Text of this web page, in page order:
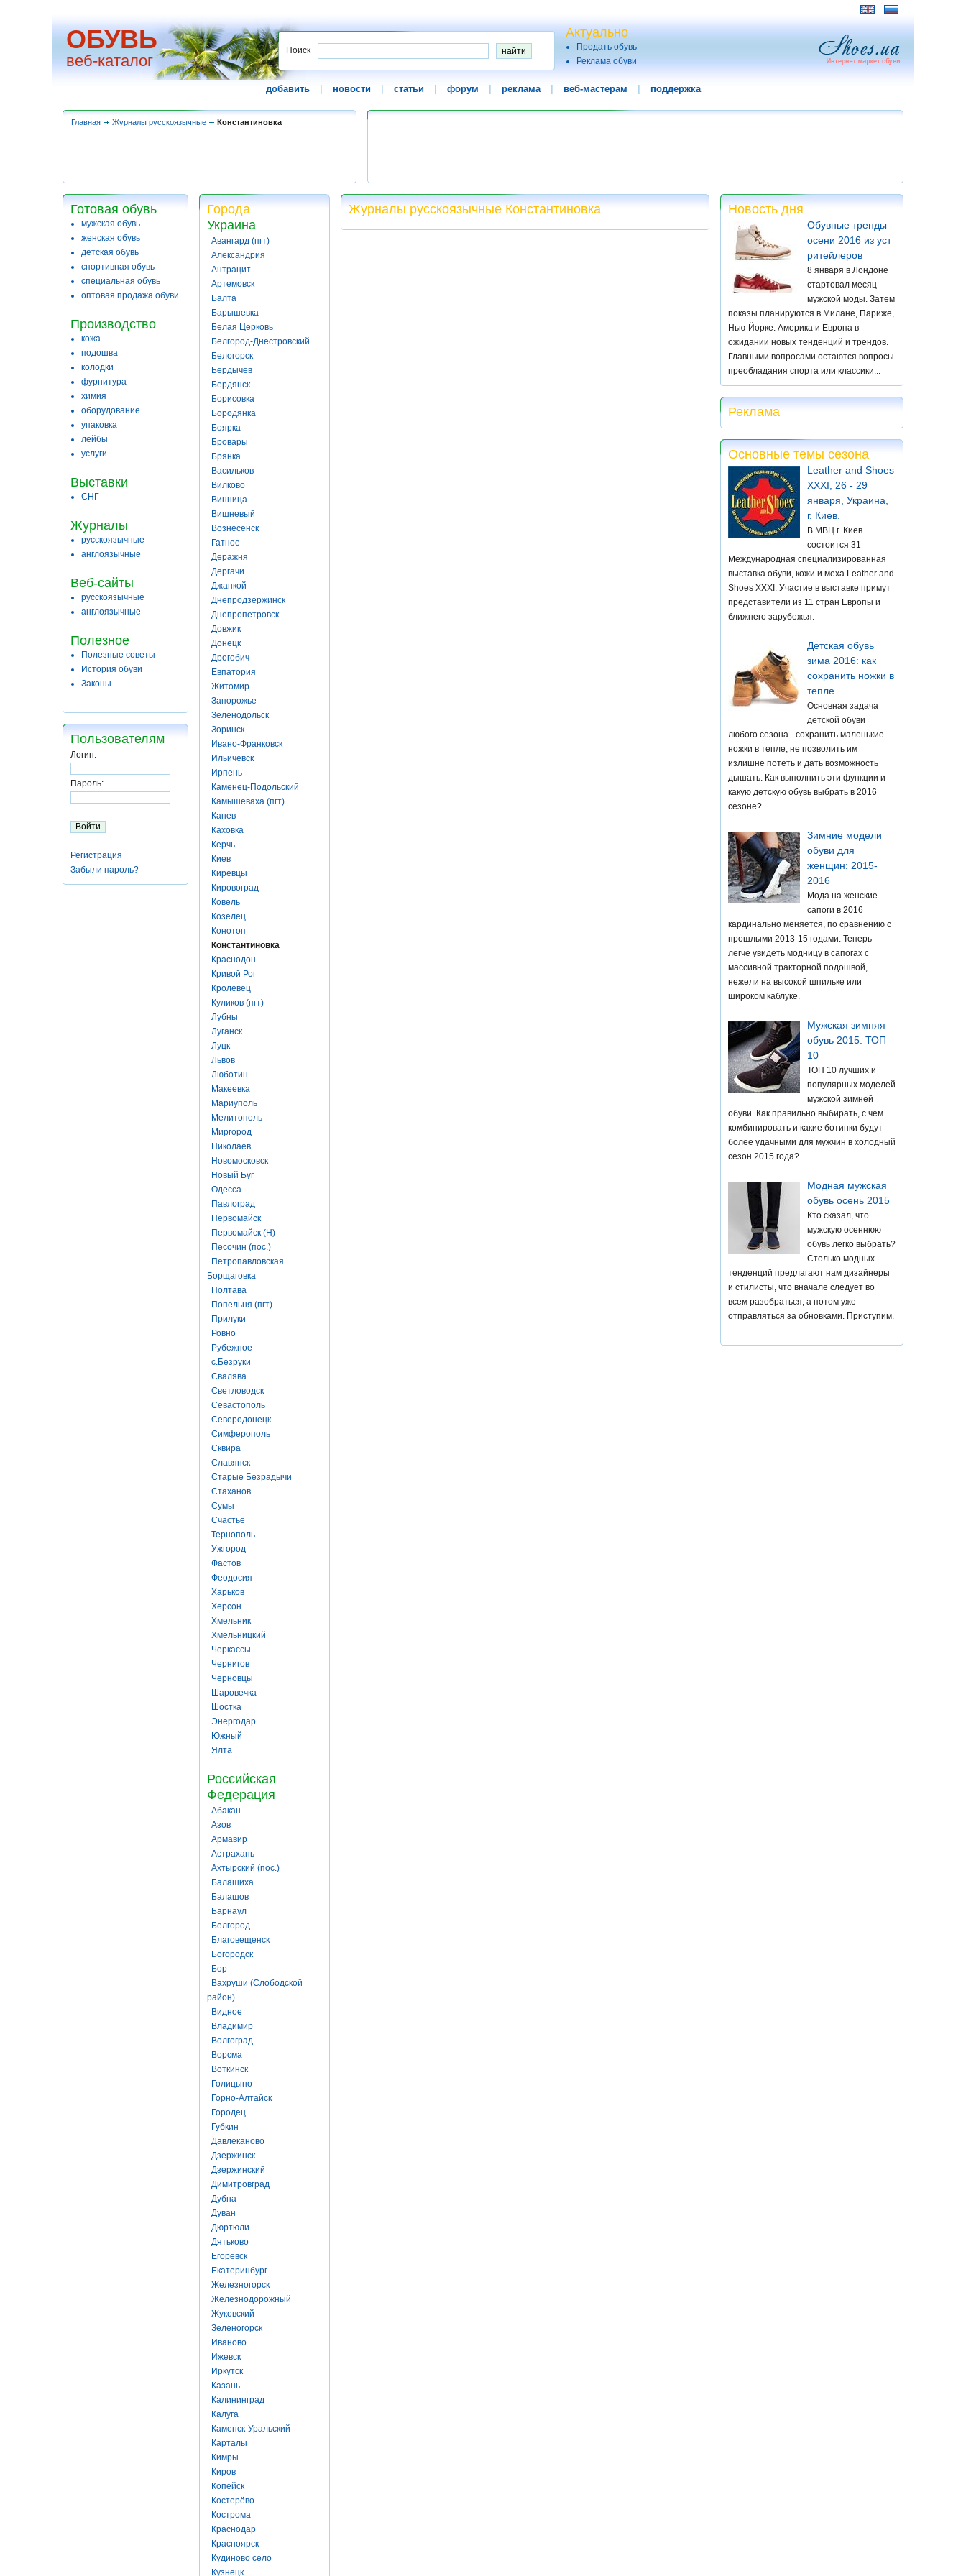
ОБУВЬ
веб-каталог
Поиск
Актуально
Продать обувь
Реклама обуви
добавить новости статьи форум реклама веб-мастерам поддержка
Главная Журналы русскоязычные Константиновка
Готовая обувь
мужская обувь
женская обувь
детская обувь
спортивная обувь
специальная обувь
оптовая продажа обуви
Производство
кожа
подошва
колодки
фурнитура
химия
оборудование
упаковка
лейбы
услуги
Выставки
СНГ
Журналы
русскоязычные
англоязычные
Веб-сайты
русскоязычные
англоязычные
Полезное
Полезные советы
История обуви
Законы
Пользователям
Логин:
Пароль:
Регистрация
Забыли пароль?
Города
Украина
Авангард (пгт)
Александрия
Антрацит
Артемовск
Балта
Барышевка
Белая Церковь
Белгород-Днестровский
Белогорск
Бердычев
Бердянск
Борисовка
Бородянка
Боярка
Бровары
Брянка
Васильков
Вилково
Винница
Вишневый
Вознесенск
Гатное
Деражня
Дергачи
Джанкой
Днепродзержинск
Днепропетровск
Довжик
Донецк
Дрогобич
Евпатория
Житомир
Запорожье
Зеленодольск
Зоринск
Ивано-Франковск
Ильичевск
Ирпень
Каменец-Подольский
Камышеваха (пгт)
Канев
Каховка
Керчь
Киев
Киревцы
Кировоград
Ковель
Козелец
Конотоп
Константиновка
Краснодон
Кривой Рог
Кролевец
Куликов (пгт)
Лубны
Луганск
Луцк
Львов
Люботин
Макеевка
Мариуполь
Мелитополь
Миргород
Николаев
Новомосковск
Новый Буг
Одесса
Павлоград
Первомайск
Первомайск (Н)
Песочин (пос.)
Петропавловская
Борщаговка
Полтава
Попельня (пгт)
Прилуки
Ровно
Рубежное
с.Безруки
Свалява
Светловодск
Севастополь
Северодонецк
Симферополь
Сквира
Славянск
Старые Безрадычи
Стаханов
Сумы
Счастье
Тернополь
Ужгород
Фастов
Феодосия
Харьков
Херсон
Хмельник
Хмельницкий
Черкассы
Чернигов
Черновцы
Шаровечка
Шостка
Энергодар
Южный
Ялта
Российская
Федерация
Абакан
Азов
Армавир
Астрахань
Ахтырский (пос.)
Балашиха
Балашов
Барнаул
Белгород
Благовещенск
Богородск
Бор
Вахруши (Слободской
район)
Видное
Владимир
Волгоград
Ворсма
Воткинск
Голицыно
Горно-Алтайск
Городец
Губкин
Давлеканово
Дзержинск
Дзержинский
Димитровград
Дубна
Дуван
Дюртюли
Дятьково
Егоревск
Екатеринбург
Железногорск
Железнодорожный
Жуковский
Зеленогорск
Иваново
Ижевск
Иркутск
Казань
Калининград
Калуга
Каменск-Уральский
Карталы
Кимры
Киров
Копейск
Костерёво
Кострома
Краснодар
Красноярск
Кудиново село
Кузнецк
Журналы русскоязычные Константиновка Новость дня
Обувные тренды
осени 2016 из уст
ритейлеров
8 января в Лондоне
стартовал месяц
мужской моды. Затем
показы планируются в Милане, Париже,
Нью-Йорке. Америка и Европа в
ожидании новых тенденций и трендов.
Главными вопросами остаются вопросы
преобладания спорта или классики...
Реклама
Основные темы сезона
Leather and Shoes
XXXI, 26 - 29
января, Украина,
г. Киев.
В МВЦ г. Киев
состоится 31
Международная специализированная
выставка обуви, кожи и меха Leather and
Shoes XXXI. Участие в выставке примут
представители из 11 стран Европы и
ближнего зарубежья.
Детская обувь
зима 2016: как
сохранить ножки в
тепле
Основная задача
детской обуви
любого сезона - сохранить маленькие
ножки в тепле, не позволить им
излишне потеть и дать возможность
дышать. Как выполнить эти функции и
какую детскую обувь выбрать в 2016
сезоне?
Зимние модели
обуви для
женщин: 2015-
2016
Мода на женские
сапоги в 2016
кардинально меняется, по сравнению с
прошлыми 2013-15 годами. Теперь
легче увидеть модницу в сапогах с
массивной тракторной подошвой,
нежели на высокой шпильке или
широком каблуке.
Мужская зимняя
обувь 2015: ТОП
10
ТОП 10 лучших и
популярных моделей
мужской зимней
обуви. Как правильно выбирать, с чем
комбинировать и какие ботинки будут
более удачными для мужчин в холодный
сезон 2015 года?
Модная мужская
обувь осень 2015
Кто сказал, что
мужскую осеннюю
обувь легко выбрать?
Столько модных
тенденций предлагают нам дизайнеры
и стилисты, что вначале следует во
всем разобраться, а потом уже
отправляться за обновками. Приступим.